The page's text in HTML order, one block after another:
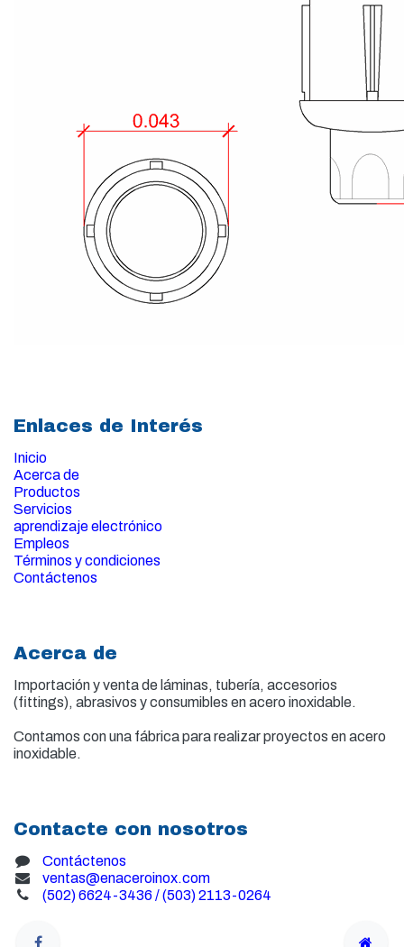
Enlaces de Interés
Inicio
Acerca de
Productos
Servicios
aprendizaje electrónico
Empleos
Términos y condiciones
Contáctenos
Acerca de
Importación y venta de láminas, tubería, accesorios
(fittings), abrasivos y consumibles en acero inoxidable.
Contamos con una fábrica para realizar proyectos en acero
inoxidable.
Contacte con nosotros
Contáctenos
ventas@enaceroinox.com
(502) 6624-3436 / (503) 2113-0264